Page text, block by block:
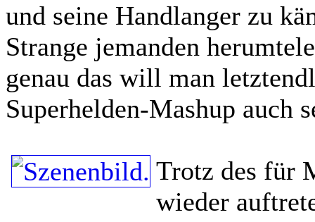
und seine Handlanger zu
Strange jemanden
genau das will man
Superhelden-Mashup auch
Trotz des für
wieder